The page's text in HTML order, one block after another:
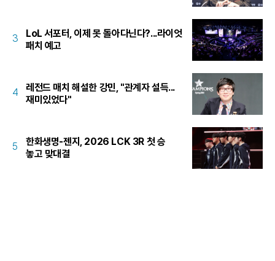
3
LoL 서포터, 이제 못 돌아다닌다?...라이엇
패치 예고
4
레전드 매치 해설한 강민, "관계자 설득...
재미있었다"
5
한화생명-젠지, 2026 LCK 3R 첫 승
놓고 맞대결